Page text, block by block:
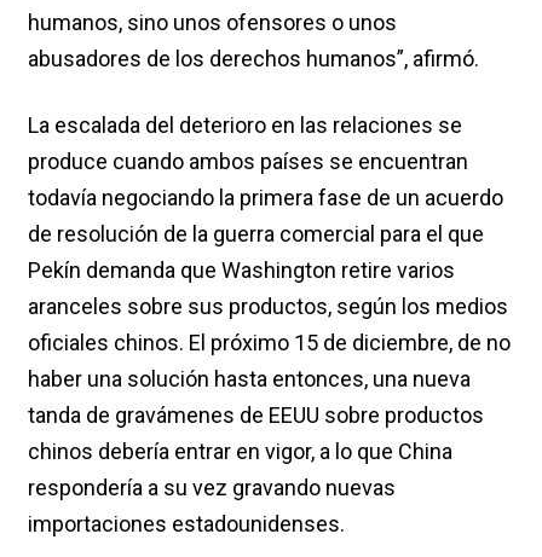
humanos, sino unos ofensores o unos
abusadores de los derechos humanos”, afirmó.
La escalada del deterioro en las relaciones se
produce cuando ambos países se encuentran
todavía negociando la primera fase de un acuerdo
de resolución de la guerra comercial para el que
Pekín demanda que Washington retire varios
aranceles sobre sus productos, según los medios
oficiales chinos. El próximo 15 de diciembre, de no
haber una solución hasta entonces, una nueva
tanda de gravámenes de EEUU sobre productos
chinos debería entrar en vigor, a lo que China
respondería a su vez gravando nuevas
importaciones estadounidenses.